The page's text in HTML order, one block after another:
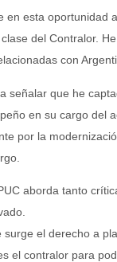
en esta oportunidad
del Contralor.
con
señalar que he
en su cargo del
por la
aborda tanto
surge el derecho a
el contralor para